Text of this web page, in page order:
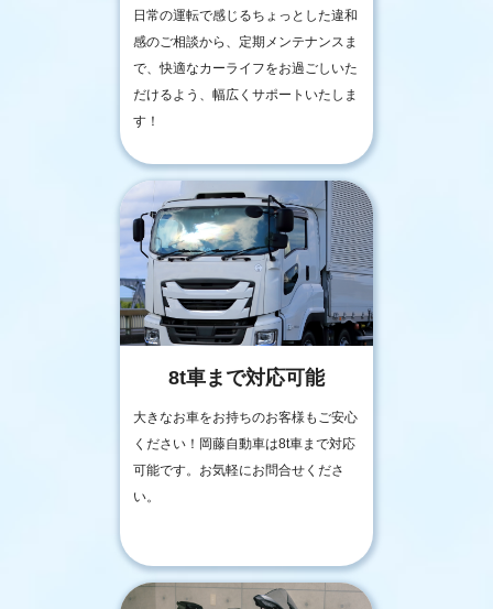
日常の運転で感じるちょっとした違和
感のご相談から、定期メンテナンスま
で、快適なカーライフをお過ごしいた
だけるよう、幅広くサポートいたしま
す！
8t車まで対応可能
大きなお車をお持ちのお客様もご安心
ください！岡藤自動車は8t車まで対応
可能です。お気軽にお問合せくださ
い。